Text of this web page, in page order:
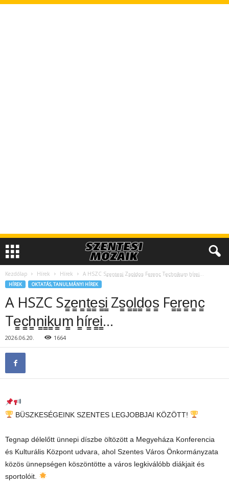
Kezdőlap Hírek Hírek A HSZC Sz̳e̳n̳t̳e̳s̳i̳ Zs̳o̳l̳d̳o̳s̳ Fe̳r̳e̳n̳c̳ Te̳c̳h̳n̳i̳k̳u̳m̳ h̳ír̳e̳i̳…
HÍREK OKTATÁS, TANULMÁNYI HÍREK
A HSZC Sz̳e̳n̳t̳e̳s̳i̳ Zs̳o̳l̳d̳o̳s̳ Fe̳r̳e̳n̳c̳
Te̳c̳h̳n̳i̳k̳u̳m̳ h̳ír̳e̳i̳…
2026.06.20. 1664
BÜSZKESÉGEINK SZENTES LEGJOBBJAI KÖZÖTT!
Tegnap délelőtt ünnepi díszbe öltözött a Megyeháza Konferencia
és Kulturális Központ udvara, ahol Szentes Város Önkormányzata
közös ünnepségen köszöntötte a város legkiválóbb diákjait és
sportolóit.